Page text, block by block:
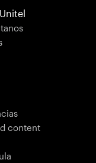
content